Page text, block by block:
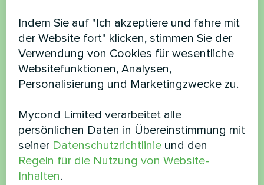
Möchten Sie kaufen oder
haben Sie Fragen?
Kontaktieren Sie uns und wir werden Ihnen
helfen
Name
Rufnummer
Indem Sie auf "Ich akzeptiere und fahre mit
der Website fort" klicken, stimmen Sie der
Verwendung von Cookies für wesentliche
Websitefunktionen, Analysen,
Personalisierung und Marketingzwecke zu.
Mycond Limited verarbeitet alle
persönlichen Daten in Übereinstimmung mit
seiner Datenschutzrichtlinie und den
Regeln für die Nutzung von Website-
Inhalten.